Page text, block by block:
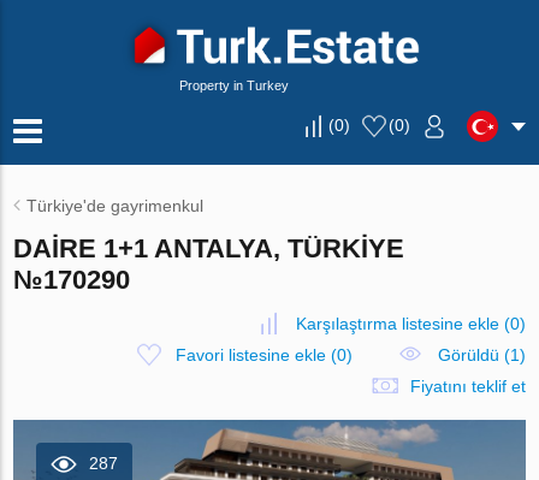
Property in Turkey
(0) (0)
Türkiye'de gayrimenkul
DAIRE 1+1 ANTALYA, TÜRKIYE
№170290
Karşılaştırma listesine ekle(0)
Favori listesine ekle(0)
Görüldü (1)
Fiyatını teklif et
287